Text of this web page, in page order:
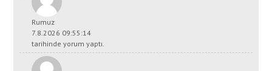
Rumuz
7.8.2026 09:55:14
tarihinde yorum yaptı.